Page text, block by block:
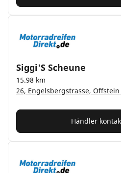
Siggi'S Scheune
15.98 km
26, Engelsbergstrasse, Offstein
Händler